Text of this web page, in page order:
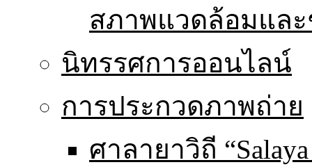
สภาพแวดล้อมแล
นิทรรศการออนไลน์
การประกวดภาพถ่าย
ศาลายาวิถี